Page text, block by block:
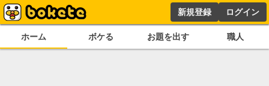
新規登録 ログイン
ホーム ボケる お題を出す 職人